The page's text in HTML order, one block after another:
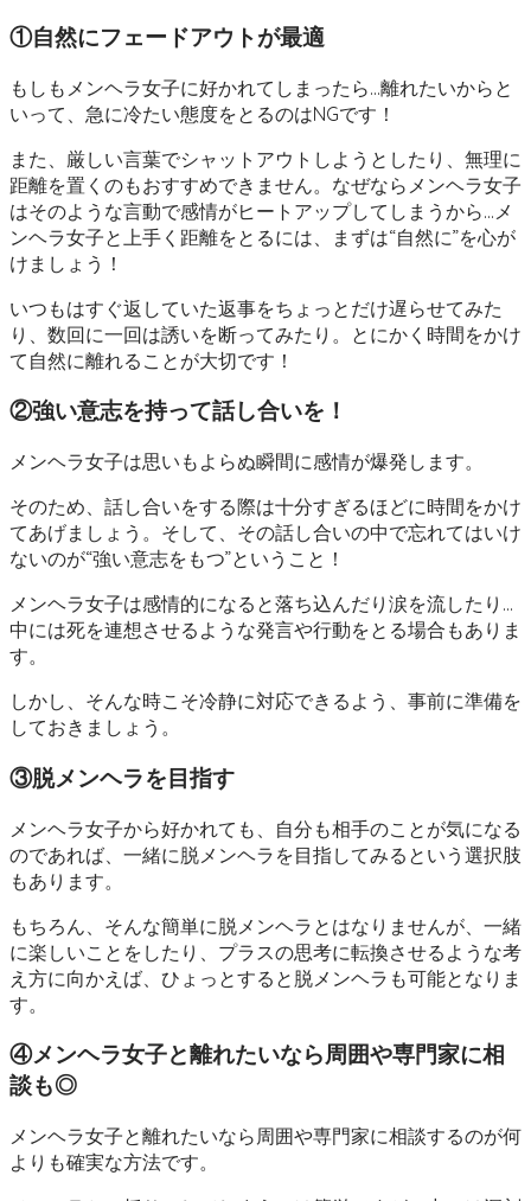
①自然にフェードアウトが最適
もしもメンヘラ女子に好かれてしまったら…離れたいからと
いって、急に冷たい態度をとるのはNGです！
また、厳しい言葉でシャットアウトしようとしたり、無理に
距離を置くのもおすすめできません。なぜならメンヘラ女子
はそのような言動で感情がヒートアップしてしまうから…メ
ンヘラ女子と上手く距離をとるには、まずは“自然に”を心が
けましょう！
いつもはすぐ返していた返事をちょっとだけ遅らせてみた
り、数回に一回は誘いを断ってみたり。とにかく時間をかけ
て自然に離れることが大切です！
②強い意志を持って話し合いを！
メンヘラ女子は思いもよらぬ瞬間に感情が爆発します。
そのため、話し合いをする際は十分すぎるほどに時間をかけ
てあげましょう。そして、その話し合いの中で忘れてはいけ
ないのが“強い意志をもつ”ということ！
メンヘラ女子は感情的になると落ち込んだり涙を流したり…
中には死を連想させるような発言や行動をとる場合もありま
す。
しかし、そんな時こそ冷静に対応できるよう、事前に準備を
しておきましょう。
③脱メンヘラを目指す
メンヘラ女子から好かれても、自分も相手のことが気になる
のであれば、一緒に脱メンヘラを目指してみるという選択肢
もあります。
もちろん、そんな簡単に脱メンヘラとはなりませんが、一緒
に楽しいことをしたり、プラスの思考に転換させるような考
え方に向かえば、ひょっとすると脱メンヘラも可能となりま
す。
④メンヘラ女子と離れたいなら周囲や専門家に相
談も◎
メンヘラ女子と離れたいなら周囲や専門家に相談するのが何
よりも確実な方法です。